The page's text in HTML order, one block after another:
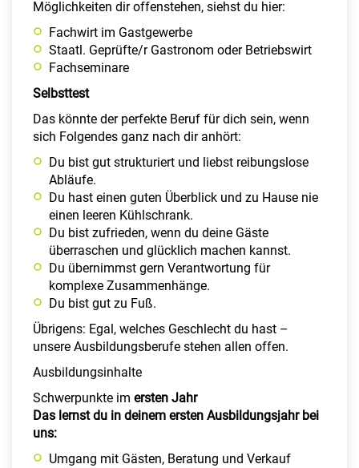
Möglichkeiten dir offenstehen, siehst du hier:
Fachwirt im Gastgewerbe
Staatl. Geprüfte/r Gastronom oder Betriebswirt
Fachseminare
Selbsttest
Das könnte der perfekte Beruf für dich sein, wenn
sich Folgendes ganz nach dir anhört:
Du bist gut strukturiert und liebst reibungslose
Abläufe.
Du hast einen guten Überblick und zu Hause nie
einen leeren Kühlschrank.
Du bist zufrieden, wenn du deine Gäste
überraschen und glücklich machen kannst.
Du übernimmst gern Verantwortung für
komplexe Zusammenhänge.
Du bist gut zu Fuß.
Übrigens: Egal, welches Geschlecht du hast –
unsere Ausbildungsberufe stehen allen offen.
Ausbildungsinhalte
Schwerpunkte im ersten Jahr
Das lernst du in deinem ersten Ausbildungsjahr bei
uns:
Umgang mit Gästen, Beratung und Verkauf